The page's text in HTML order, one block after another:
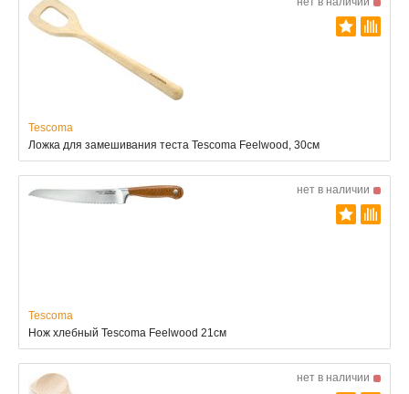
Tescoma
Ложка для замешивания теста Tescoma Feelwood, 30см
нет в наличии
Tescoma
Нож хлебный Tescoma Feelwood 21см
нет в наличии